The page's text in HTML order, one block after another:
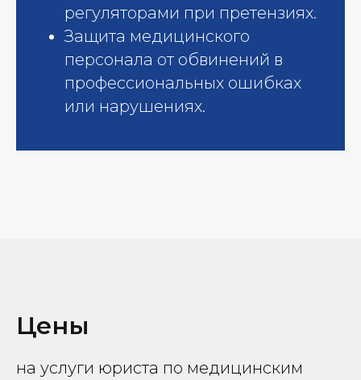
регуляторами при претензиях.​
Защита медицинского
персонала от обвинений в
профессиональных ошибках
или нарушениях.​
Цены
на услуги юриста по медицинским